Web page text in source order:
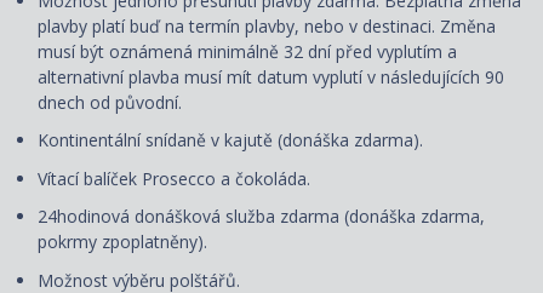
plavby platí buď na termín plavby, nebo v destinaci. Změna
musí být oznámená minimálně 32 dní před vyplutím a
alternativní plavba musí mít datum vyplutí v následujících 90
dnech od původní.
Kontinentální snídaně v kajutě (donáška zdarma).
Vítací balíček Prosecco a čokoláda.
24hodinová donášková služba zdarma (donáška zdarma,
pokrmy zpoplatněny).
Možnost výběru polštářů.